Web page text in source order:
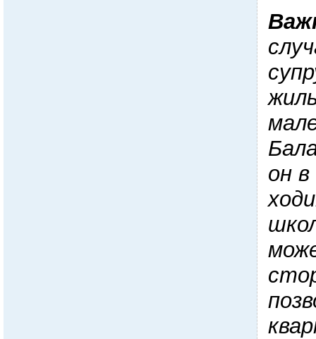
он